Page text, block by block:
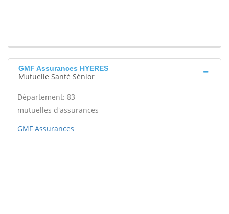
GMF Assurances HYERES
Mutuelle Santé Sénior
Département: 83
mutuelles d'assurances
GMF Assurances